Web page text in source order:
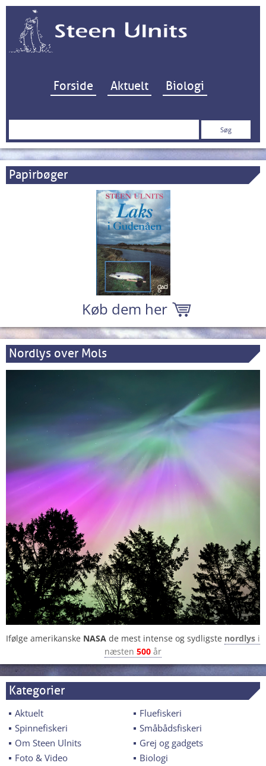
Hop til indhold
Forside Aktuelt Biologi
Søg
Papirbøger
Køb dem her
Nordlys over Mols
Ifølge amerikanske NASA de mest intense og sydligste nordlys i
næsten 500 år
Kategorier
Aktuelt
Fluefiskeri
Spinnefiskeri
Småbådsfiskeri
Om Steen Ulnits
Grej og gadgets
Foto & Video
Biologi